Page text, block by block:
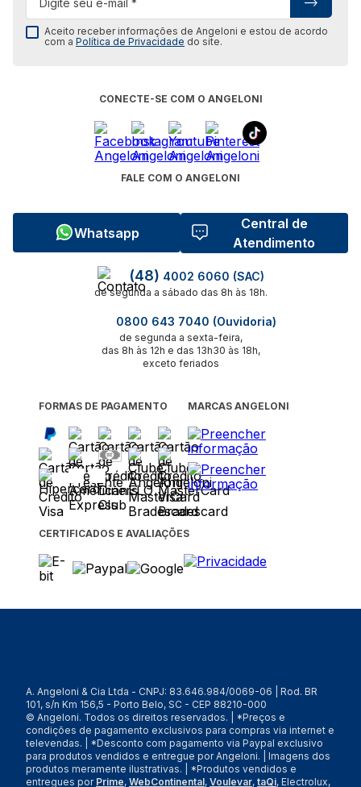
Aceito receber informações de Angeloni e estou de acordo
com aPolítica de Privacidade do site.
CONECTE-SE COM O ANGELONI
FALE COM O ANGELONI
Whatsapp
Central de
Atendimento
(48) 4002 6060 (SAC)
de segunda a sábado das 8h às 18h.
0800 643 7040 (Ouvidoria)
de segunda a sexta-feira,
das 8h às 12h e das 13h30 às 18h,
exceto feriados
FORMAS DE PAGAMENTO MARCAS ANGELONI
CERTIFICADOS E AVALIAÇÕES
A. Angeloni & Cia Ltda - CNPJ: 83.646.984/0069-06 | Rod. BR
101, s/n Km 156,5 - Porto Belo, SC - CEP 88210-000
© Angeloni. Todos os direitos reservados. | *Preços e
condições de pagamento exclusivos para compras via internet e
televendas. | *Desconto com pagamento via Paypal exclusivo
para produtos vendidos e entregue por Angeloni. | Imagens dos
produtos meramente ilustrativas. | *Produtos vendidos e
entregues por Prime, WebContinental, Voulevar, taQi, Electrolux,